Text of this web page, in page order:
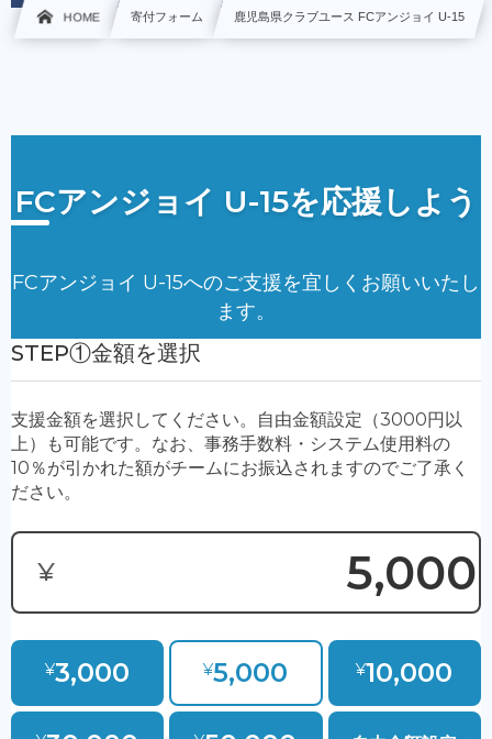
HOME 寄付フォーム 鹿児島県クラブユース FCアンジョイ U-15